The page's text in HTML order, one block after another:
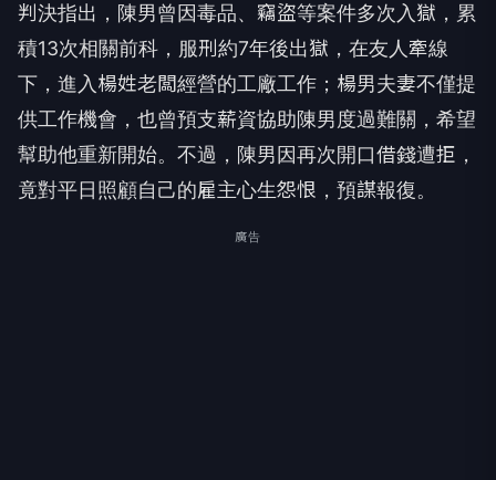
判決指出，陳男曾因毒品、竊盜等案件多次入獄，累
積13次相關前科，服刑約7年後出獄，在友人牽線
下，進入楊姓老闆經營的工廠工作；楊男夫妻不僅提
供工作機會，也曾預支薪資協助陳男度過難關，希望
幫助他重新開始。不過，陳男因再次開口借錢遭拒，
竟對平日照顧自己的雇主心生怨恨，預謀報復。
廣告